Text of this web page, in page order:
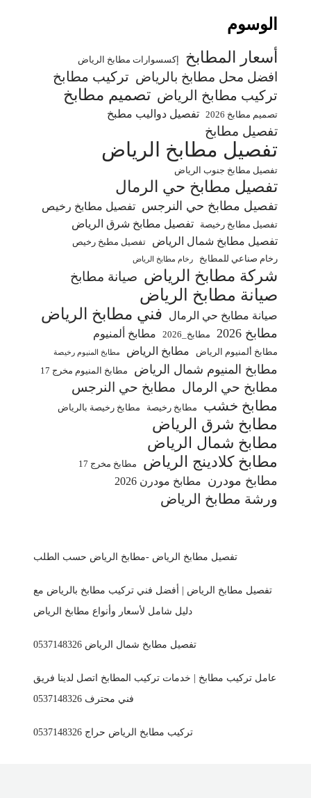
الوسوم
أسعار المطابخ إكسسوارات مطابخ الرياض
افضل محل مطابخ بالرياض تركيب مطابخ
تركيب مطابخ الرياض تصميم مطابخ
تصميم مطابخ 2026 تفصيل دواليب مطبخ
تفصيل مطابخ
تفصيل مطابخ الرياض
تفصيل مطابخ جنوب الرياض
تفصيل مطابخ حي الرمال
تفصيل مطابخ حي النرجس تفصيل مطابخ رخيص
تفصيل مطابخ رخيصة
تفصيل مطابخ شرق الرياض
تفصيل مطابخ شمال الرياض
تفصيل مطبخ رخيص
رخام صناعي للمطابخ
رخام مطابخ الرياض
شركة مطابخ الرياض صيانة مطابخ
صيانة مطابخ الرياض
صيانة مطابخ حي الرمال فني مطابخ الرياض
مطابخ 2026 مطابخ_2026 مطابخ ألمنيوم
مطابخ ألمنيوم الرياض مطابخ الرياض مطابخ المنيوم رخيصة
مطابخ المنيوم شمال الرياض مطابخ المنيوم مخرج 17
مطابخ حي الرمال مطابخ حي النرجس
مطابخ خشب مطابخ رخيصة مطابخ رخيصة بالرياض
مطابخ شرق الرياض
مطابخ شمال الرياض
مطابخ كلادينج الرياض
مطابخ مخرج 17
مطابخ مودرن مطابخ مودرن 2026
ورشة مطابخ الرياض
تفصيل مطابخ الرياض -مطابخ الرياض حسب الطلب
تفصيل مطابخ الرياض | أفضل فني تركيب مطابخ بالرياض مع
دليل شامل لأسعار وأنواع مطابخ الرياض
تفصيل مطابخ شمال الرياض 0537148326
عامل تركيب مطابخ | خدمات تركيب المطابخ اتصل لدينا فريق
فني محترف 0537148326
تركيب مطابخ الرياض حراج 0537148326